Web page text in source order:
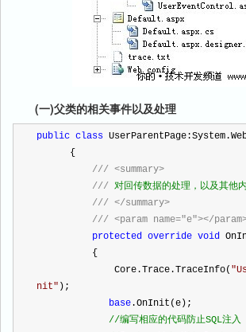
(一)父类的相关事件以及处理
public class
      {
/// <summary>
/// 对回传数据的处理，以及其他
/// </summary>
/// <param name="e"></
protected override void
          {
              Core.Trace.TraceInfo(
"
nit" );
base.OnInit(e);
//编写相应的代码防止SQL注入